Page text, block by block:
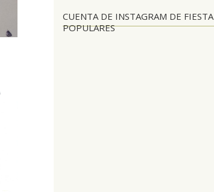
CUENTA DE INSTAGRAM DE FIESTA
POPULARES